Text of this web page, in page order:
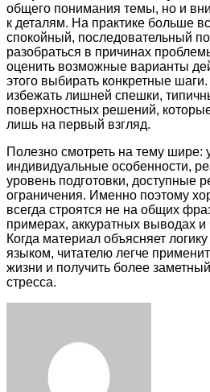
общего понимания темы, но и
к деталям. На практике больше
спокойный, последовательный
разобраться в причинах
оценить возможные варианты
этого выбирать конкретные
избежать лишней спешки,
поверхностных решений,
лишь на первый взгляд.
Полезно смотреть на тему шире:
индивидуальные особенности,
уровень подготовки, доступные
ограничения. Именно поэтому
всегда строятся не на общих
примерах, аккуратных выводах и
Когда материал объясняет
языком, читателю легче
жизни и получить более
стресса.